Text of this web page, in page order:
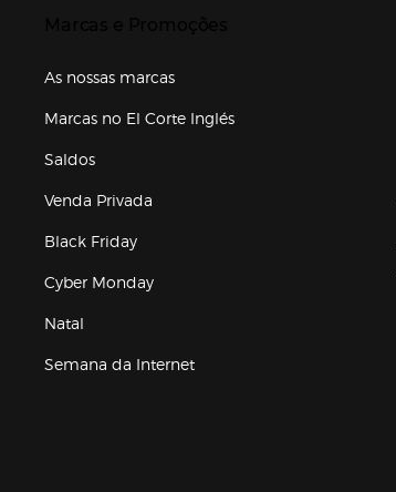
As nossas marcas
Marcas no El Corte Inglés
Saldos
Venda Privada
Black Friday
Cyber Monday
Natal
Semana da Internet